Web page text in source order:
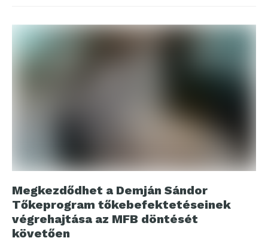
Megkezdődhet a Demján Sándor
Tőkeprogram tőkebefektetéseinek
végrehajtása az MFB döntését
követően